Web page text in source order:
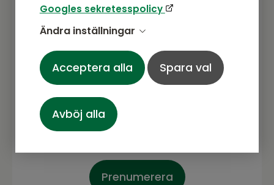
Googles sekretesspolicy
Ändra inställningar
Acceptera alla Spara val
Avböj alla
Gå med i vårt nyhetsbrev
Här kommer vi dela senaste nytt om
produkter, erbjudanden och annat
spännande.
Prenumerera